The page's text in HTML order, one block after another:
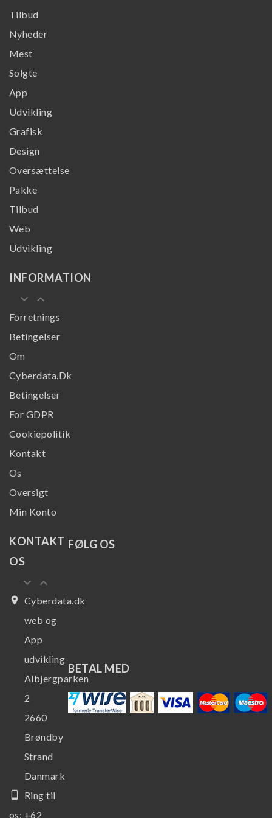
Tilbud
Nyheder
Mest
Solgte
App
Udvikling
Grafisk
Design
Oversættelse
Pakke
Tilbud
Web
Udvikling
INFORMATION
keyboard_arrow_down keyboard_arrow_up
Forretnings
Betingelser
Om
Cyberdata.dk
Betingelser
For GDPR
Cookiepolitik
Kontakt
Os
Oversigt
Min Konto
KONTAKT
OS
keyboard_arrow_down keyboard_arrow_up
place Cyberdata.dk
web og
App
udvikling
Albjergparken
2
2660
Brøndby
Strand
Danmark
phone_android
Ring til
os: +62
FØLG OS
BETAL MED